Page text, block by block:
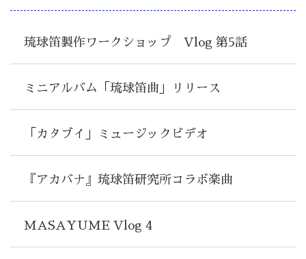
琉球笛製作ワークショップ Vlog 第5話
ミニアルバム「琉球笛曲」リリース
「カタブイ」ミュージックビデオ
『アカバナ』琉球笛研究所コラボ楽曲
MASAYUME Vlog 4